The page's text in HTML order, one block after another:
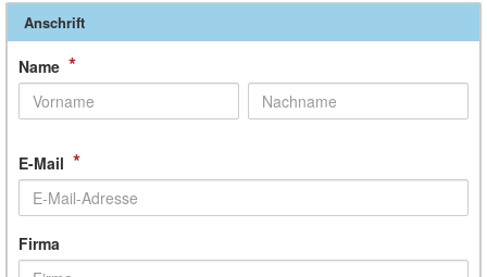
Anschrift
Name *
E-Mail *
Firma